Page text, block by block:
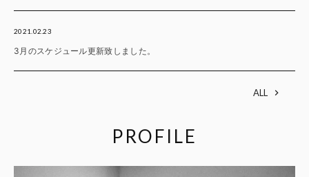
2021.02.23
3月のスケジュール更新致しました。
ALL
PROFILE